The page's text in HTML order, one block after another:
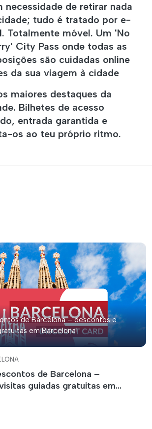
necessidade de retirar nada
tudo é tratado por e-
Totalmente móvel. Um 'No
City Pass onde todas as
são cuidadas online
da sua viagem à cidade
maiores destaques da
Bilhetes de acesso
entrada garantida e
os ao teu próprio ritmo.
de Barcelona – descontos e
em Barcelona!
de Barcelona –
guiadas gratuitas em